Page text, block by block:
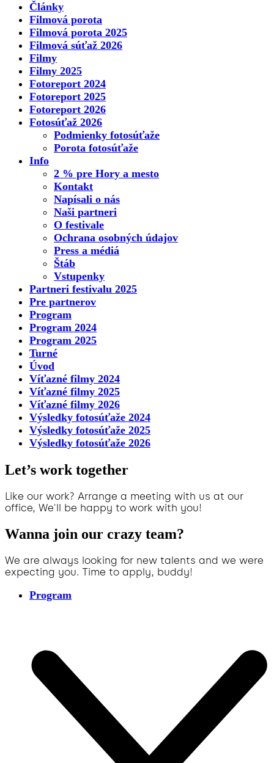
Články
Filmová porota
Filmová porota 2025
Filmová súťaž 2026
Filmy
Filmy 2025
Fotoreport 2024
Fotoreport 2025
Fotoreport 2026
Fotosúťaž 2026
Podmienky fotosúťaže
Porota fotosúťaže
Info
2 % pre Hory a mesto
Kontakt
Napísali o nás
Naši partneri
O festivale
Ochrana osobných údajov
Press a médiá
Štáb
Vstupenky
Partneri festivalu 2025
Pre partnerov
Program
Program 2024
Program 2025
Turné
Úvod
Víťazné filmy 2024
Víťazné filmy 2025
Víťazné filmy 2026
Výsledky fotosúťaže 2024
Výsledky fotosúťaže 2025
Výsledky fotosúťaže 2026
Let’s work together
Like our work? Arrange a meeting with us at our
office, We'll be happy to work with you!
Wanna join our crazy team?
We are always looking for new talents and we were
expecting you. Time to apply, buddy!
Program